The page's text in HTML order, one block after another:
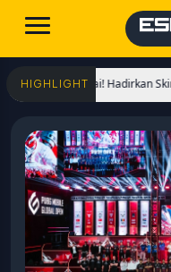
HIGHLIGHT
Dimulai! Hadirkan Skin Soul